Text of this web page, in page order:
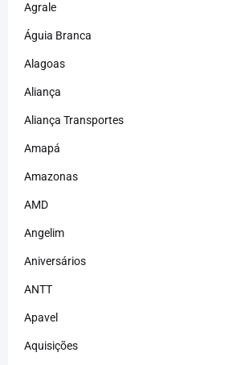
Agrale
Águia Branca
Alagoas
Aliança
Aliança Transportes
Amapá
Amazonas
AMD
Angelim
Aniversários
ANTT
Apavel
Aquisições